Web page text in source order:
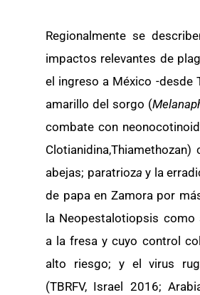
Regionalmente se
impactos relevantes de
el ingreso a México -desde
amarillo del sorgo (
combate con
Clotianidina,Thiamethozan)
abejas; paratrioza y la
de papa en Zamora por
la Neopestalotiopsis como
a la fresa y cuyo control
alto riesgo; y el virus
(TBRFV, Israel 2016;